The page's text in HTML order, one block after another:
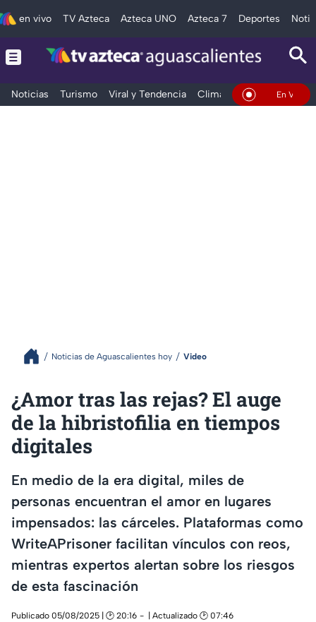
en vivo TV Azteca Azteca UNO Azteca 7 Deportes
Noticias Turismo Viral y Tendencia Clima Deportes En Vivo
Noticias de Aguascalientes hoy Video
¿Amor tras las rejas? El auge
de la hibristofilia en tiempos
digitales
En medio de la era digital, miles de
personas encuentran el amor en lugares
impensados: las cárceles. Plataformas como
WriteAPrisoner facilitan vínculos con reos,
mientras expertos alertan sobre los riesgos
de esta fascinación
Publicado 05/08/2025 | 🕑 20:16
| Actualizado 🕑 07:46